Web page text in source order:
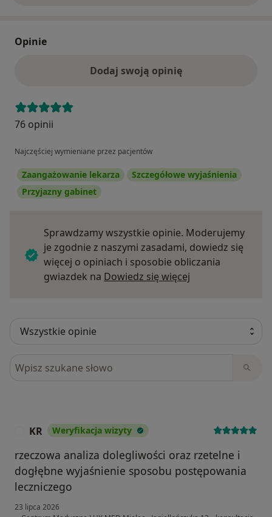
Opinie
Dodaj swoją opinię
76 opinii
Najczęściej wymieniane przez pacjentów
Zaangażowanie lekarza
Szczegółowe wyjaśnienia
Przyjazny gabinet
Sprawdzamy wszystkie opinie. Moderujemy
je zgodnie z naszymi zasadami, dowiedz się
więcej o opiniach i sposobie obliczania
gwiazdek na Dowiedz się więcej
Szukaj w opiniach
KR Weryfikacja wizyty
rzeczowa analiza dolegliwości oraz rzetelne i
dogłębne wyjaśnienie sposobu postępowania
leczniczego
23 lipca 2026